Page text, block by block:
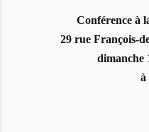
Conférence à
29 rue François-
dimanche
à